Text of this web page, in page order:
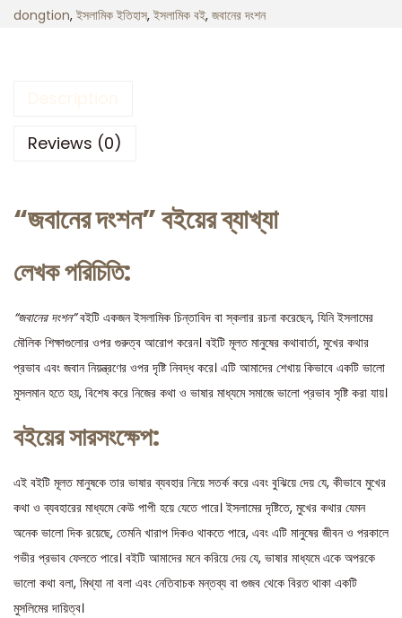
dongtion, ইসলামিক ইতিহাস, ইসলামিক বই, জবানের দংশন
Reviews (0)
“জবানের দংশন” বইয়ের ব্যাখ্যা
লেখক পরিচিতি:
“জবানের দংশন”বইটি একজন ইসলামিক চিন্তাবিদ বা স্কলার রচনা করেছেন, যিনি ইসলামের
মৌলিক শিক্ষাগুলোর ওপর গুরুত্ব আরোপ করেন। বইটি মূলত মানুষের কথাবার্তা, মুখের কথার
প্রভাব এবং জবান নিয়ন্ত্রণের ওপর দৃষ্টি নিবদ্ধ করে। এটি আমাদের শেখায় কিভাবে একটি ভালো
মুসলমান হতে হয়, বিশেষ করে নিজের কথা ও ভাষার মাধ্যমে সমাজে ভালো প্রভাব সৃষ্টি করা যায়।
বইয়ের সারসংক্ষেপ:
এই বইটি মূলত মানুষকে তার ভাষার ব্যবহার নিয়ে সতর্ক করে এবং বুঝিয়ে দেয় যে, কীভাবে মুখের
কথা ও ব্যবহারের মাধ্যমে কেউ পাপী হয়ে যেতে পারে। ইসলামের দৃষ্টিতে, মুখের কথার যেমন
অনেক ভালো দিক রয়েছে, তেমনি খারাপ দিকও থাকতে পারে, এবং এটি মানুষের জীবন ও পরকালে
গভীর প্রভাব ফেলতে পারে। বইটি আমাদের মনে করিয়ে দেয় যে, ভাষার মাধ্যমে একে অপরকে
ভালো কথা বলা, মিথ্যা না বলা এবং নেতিবাচক মন্তব্য বা গুজব থেকে বিরত থাকা একটি
মুসলিমের দায়িত্ব।